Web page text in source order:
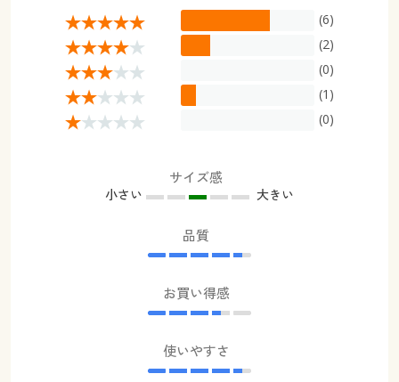
(6)
(2)
(0)
(1)
(0)
サイズ感
小さい 大きい
品質
お買い得感
使いやすさ